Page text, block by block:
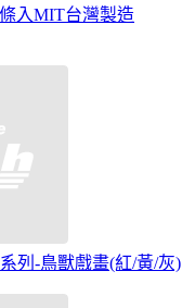
入MIT台灣製造
列-鳥獸戲畫(紅/黃/灰)